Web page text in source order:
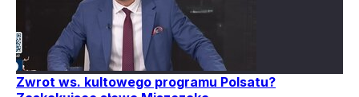
Zwrot ws. kultowego programu Polsatu?